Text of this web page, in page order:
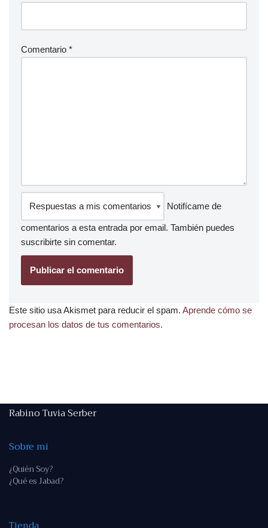
Comentario *
Notifícame de
comentarios a esta entrada por email. También puedes
suscribirte sin comentar.
Este sitio usa Akismet para reducir el spam. Aprende cómo se
procesan los datos de tus comentarios.
Rabino Tuvia Serber
Sobre mi
¿Quién Soy?
¿Qué es Jabad?